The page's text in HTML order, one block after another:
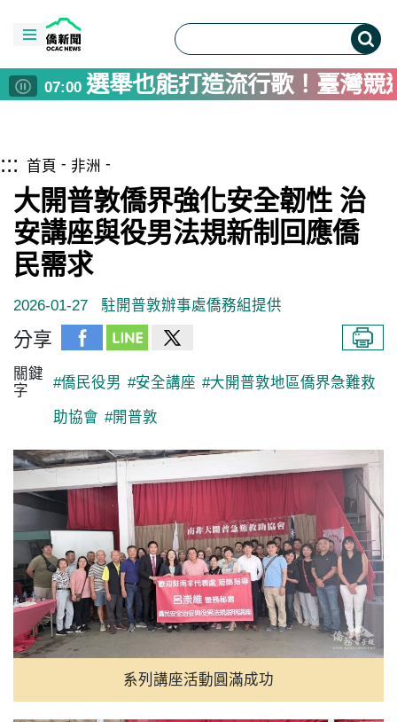
:::僑務電子報首頁
07:00 選舉也能打造流行歌！臺灣
04:00 彰化縣民運動會登場 王惠美
02:30 200僑民溫馨齊聚美東空軍子
02:30 總統接見布魯金斯研究院訪
02:00 玉山排雲山莊導入國產材 營
01:45 頒獎表揚人本環境競賽獲獎
北加州TCML谷歌專班學華
總統接見凱達格蘭論壇訪賓
首頁 非洲
大開普敦僑界強化安全韌性 治
安講座與役男法規新制回應僑
民需求
2026-01-27 駐開普敦辦事處僑務組提供
分享
關鍵
字
#僑民役男 #安全講座 #大開普敦地區僑界急難救
助協會 #開普敦
系列講座活動圓滿成功